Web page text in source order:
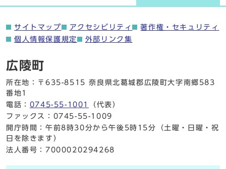
サイトマップ アクセシビリティ
著作権・セキュリティ
個人情報保護規定
外部リンク集
広陵町
所在地：〒635-8515 奈良県北葛城郡広陵町大字南郷583
番地1
電話： 0745-55-1001
（代表）
ファックス：0745-55-1009
開庁時間：午前8時30分から午後5時15分（土曜・日曜・祝
日を除きます）
法人番号：7000020294268